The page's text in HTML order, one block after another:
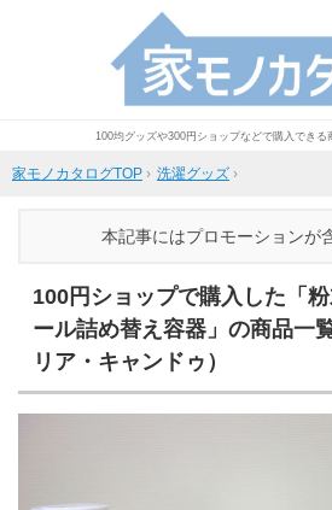
100均グッズや300円ショップなどで購入できる
家モノカタログTOP › 洗濯グッズ ›
本記事にはプロモーションが
100円ショップで購入した「
ール詰め替え容器」の商品一
リア・キャンドゥ）